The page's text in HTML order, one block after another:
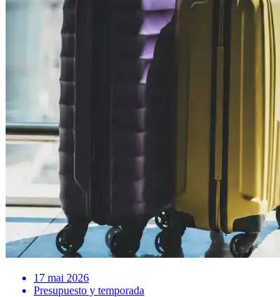
17 mai 2026
Presupuesto y temporada